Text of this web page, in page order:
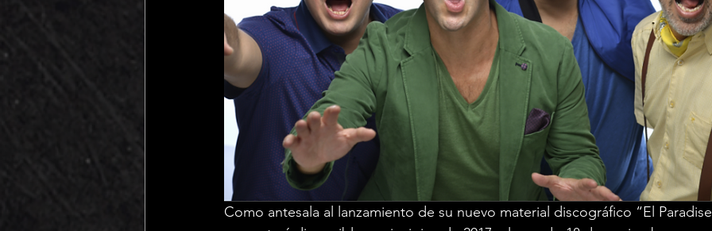
Como antesala al lanzamiento de su nuevo material discográfico “El